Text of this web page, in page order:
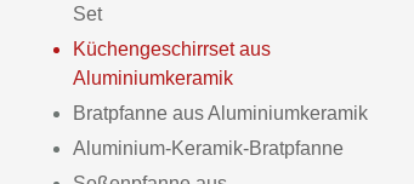
Set
Küchengeschirrset aus
Aluminiumkeramik
Bratpfanne aus Aluminiumkeramik
Aluminium-Keramik-Bratpfanne